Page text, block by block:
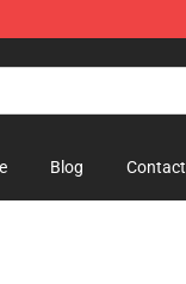
Blog Contact